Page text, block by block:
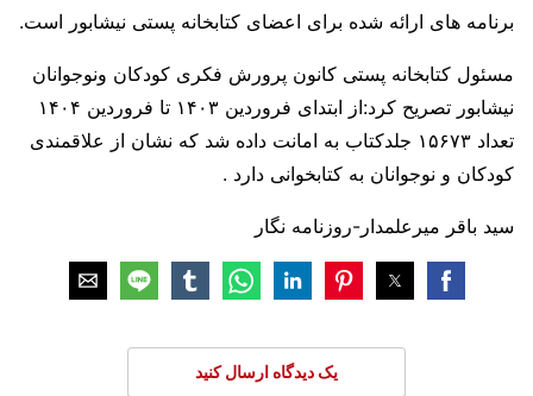
برنامه های ارائه شده برای اعضای کتابخانه پستی نیشابور است.
مسئول کتابخانه پستی کانون پرورش فکری کودکان ونوجوانان
نیشابور تصریح کرد:از ابتدای فروردین ۱۴۰۳ تا فروردین ۱۴۰۴
تعداد ۱۵۶۷۳ جلدکتاب به امانت داده شد که نشان از علاقمندی
کودکان و نوجوانان به کتابخوانی دارد .
سید باقر میرعلمدار-روزنامه نگار
یک دیدگاه ارسال کنید